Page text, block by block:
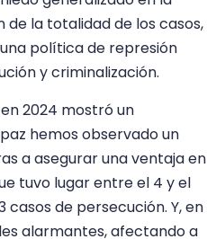
la totalidad de los casos,
política de represión
y criminalización.
2024 mostró un
hemos observado un
a asegurar una ventaja en
tuvo lugar entre el 4 y el
de persecución. Y, en
alarmantes, afectando a